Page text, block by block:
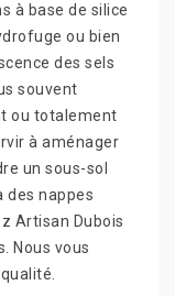
à base de silice
ou bien
des sels
souvent
ou totalement
à aménager
un sous-sol
des nappes
Artisan Dubois
Nous vous